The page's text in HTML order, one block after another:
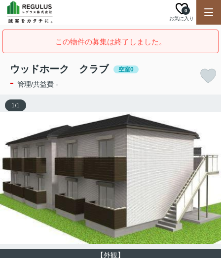
お気に入り
0
この物件の募集は終了しました。
ウッドホーク クラブ 空室0
- 管理/共益費 -
【外観】
1/1